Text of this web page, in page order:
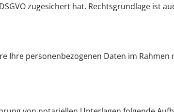
zugesichert hat. Rechtsgrundlage ist
Ihre personenbezogenen Daten im Rahmen